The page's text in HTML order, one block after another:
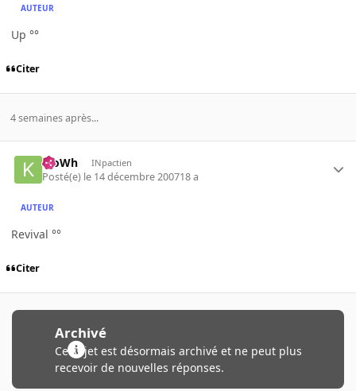
AUTEUR
Up °°
Citer
4 semaines après...
KloWh INpactien
Posté(e) le 14 décembre 200718 a
AUTEUR
Revival °°
Citer
Archivé
Ce sujet est désormais archivé et ne peut plus
recevoir de nouvelles réponses.